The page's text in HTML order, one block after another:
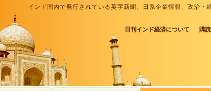
インド国内で発行されている英字新聞、日系企業情報、政治
日刊インド経済について 購